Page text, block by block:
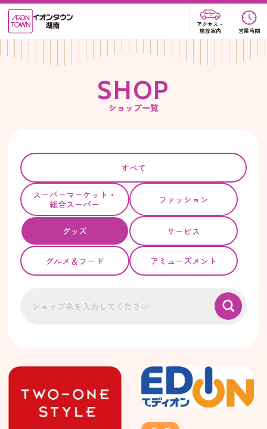
アクセス・
施設案内
営業時間
SHOP
ショップ一覧
すべて
スーパーマーケット・
総合スーパー
ファッション
グッズ サービス
グルメ＆フード アミューズメント